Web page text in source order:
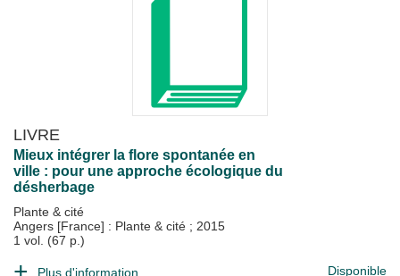
LIVRE
Mieux intégrer la flore spontanée en
ville : pour une approche écologique du
désherbage
Plante & cité
Angers [France] : Plante & cité ; 2015
1 vol. (67 p.)
Plus d'information... Disponible